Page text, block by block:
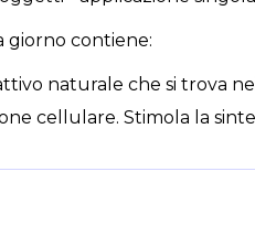
giorno contiene:
naturale che si trova
cellulare. Stimola la